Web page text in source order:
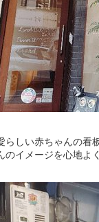
らしい赤ちゃんの看
のイメージを心地よ